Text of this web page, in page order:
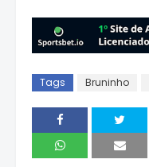
Tags Bruninho